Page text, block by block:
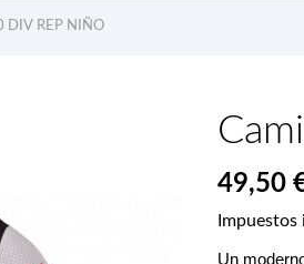
DIV REP NIÑO
49,50
Un